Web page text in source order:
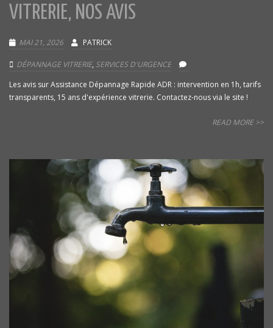
VITRERIE, NOS AVIS
MAI 21, 2026 PATRICK
DÉPANNAGE VITRERIE, SERVICES D'URGENCE
Les avis sur Assistance Dépannage Rapide ADR : intervention en 1h, tarifs
transparents, 15 ans d'expérience vitrerie. Contactez-nous via le site !
READ MORE >>